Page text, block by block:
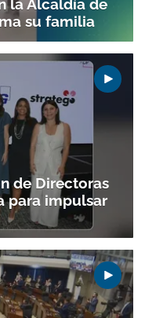
la Alcaldía de
su familia
de Directoras
para impulsar